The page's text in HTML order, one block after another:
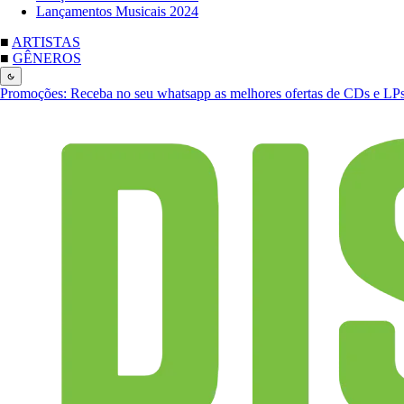
Lançamentos Musicais 2024
■ ARTISTAS
■ GÊNEROS
Promoções: Receba no seu whatsapp as melhores ofertas de CDs e